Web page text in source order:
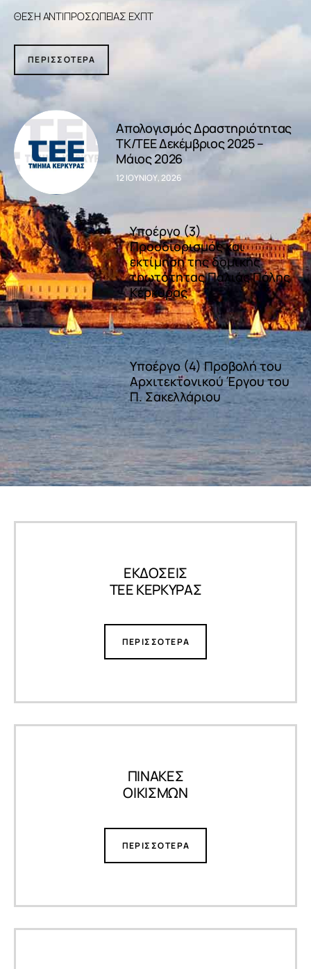
ΘΕΣΗ ΑΝΤΙΠΡΟΣΩΠΕΙΑΣ ΕΧΠΤ
ΠΕΡΙΣΣΟΤΕΡΑ
Απολογισμός Δραστηριότητας
ΤΚ/ΤΕΕ Δεκέμβριος 2025 –
Μάιος 2026
12 ΙΟΥΝΊΟΥ, 2026
Υποέργο (3)
Προσδιορισμός και
εκτίμηση της δομικής
τρωτότητας Παλιάς Πόλης
Κέρκυρας
Υποέργο (4) Προβολή του
Αρχιτεκτονικού Έργου του
Π. Σακελλάριου
ΕΚΔΟΣΕΙΣ
ΤΕΕ ΚΕΡΚΥΡΑΣ
ΠΕΡΙΣΣΟΤΕΡΑ
ΠΙΝΑΚΕΣ
ΟΙΚΙΣΜΩΝ
ΠΕΡΙΣΣΟΤΕΡΑ